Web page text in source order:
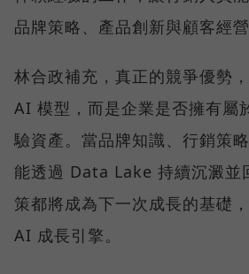
品牌策略、產品創新與顧客經營
林合政補充，真正的競爭優勢
AI 模型，而是企業是否擁有屬
驗資產。當品牌知識、行銷策
能透過 Data Lake 持續沉澱並
策都將成為下一次成長的基礎
AI 成長引擎。